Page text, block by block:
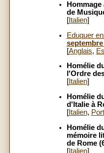
de
[Italien]
Eduquer
septembre
[Anglais,
Homélie
l'Ordre
[Italien]
Homélie
d'Italie à
[Italien,
Homélie
mémoire
de Rome
[Italien]